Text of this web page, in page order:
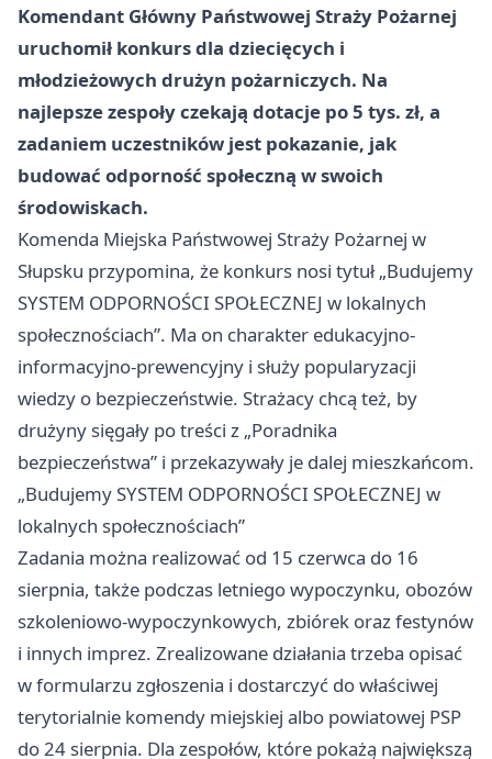
Komendant Główny Państwowej Straży Pożarnej
uruchomił konkurs dla dziecięcych i
młodzieżowych drużyn pożarniczych. Na
najlepsze zespoły czekają dotacje po 5 tys. zł, a
zadaniem uczestników jest pokazanie, jak
budować odporność społeczną w swoich
środowiskach.
Komenda Miejska Państwowej Straży Pożarnej w
Słupsku przypomina, że konkurs nosi tytuł „Budujemy
SYSTEM ODPORNOŚCI SPOŁECZNEJ w lokalnych
społecznościach”. Ma on charakter edukacyjno-
informacyjno-prewencyjny i służy popularyzacji
wiedzy o bezpieczeństwie. Strażacy chcą też, by
drużyny sięgały po treści z „Poradnika
bezpieczeństwa” i przekazywały je dalej mieszkańcom.
„Budujemy SYSTEM ODPORNOŚCI SPOŁECZNEJ w
lokalnych społecznościach”
Zadania można realizować od 15 czerwca do 16
sierpnia, także podczas letniego wypoczynku, obozów
szkoleniowo-wypoczynkowych, zbiórek oraz festynów
i innych imprez. Zrealizowane działania trzeba opisać
w formularzu zgłoszenia i dostarczyć do właściwej
terytorialnie komendy miejskiej albo powiatowej PSP
do 24 sierpnia. Dla zespołów, które pokażą największą